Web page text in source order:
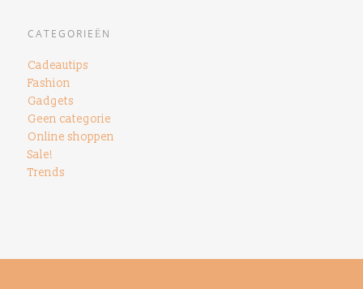
CATEGORIEËN
Cadeautips
Fashion
Gadgets
Geen categorie
Online shoppen
Sale!
Trends